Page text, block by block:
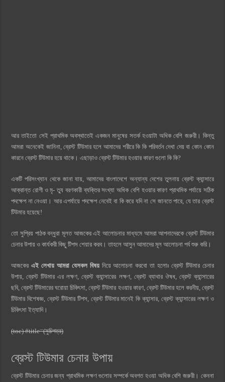
আর তাইতো সেই প্রাথমিক অবস্থাতেই একজন মানুষের সতর্ক হওয়াটা অধিক বেশি জরুরী। কিন্তু
আমরা অনেকেই জানিনা, ব্রেস্ট টিউমার হলে আমাদের শরীরে কি কি পরিবর্তন দেখা দেয় বা কোন কোন
কারনে ব্রেস্ট টিউমার হয়ে থাকে। এছাড়াও ব্রেস্ট টিউমার হওয়ার কারণ গুলো কি কি?
একটি পরিসংখ্যান থেকে জানা যায়, আমাদের বাংলাদেশে অন্যান্য দেশের তুলনায় ব্রেস্ট ক্যান্সারে
আক্রান্ত রোগী ও মৃ- ত্যু বরণকারী ব্যক্তির সংখ্যা অধিক বেশি হওয়ার কারণ প্রাথমিক পর্যায়ে সঠিক
পদক্ষেপ না নেওয়া। আর এপর্যায়ে পদক্ষেপ নেবেই বা কি করে যদি না সে জানতে পারে, যে তার ব্রেস্ট
টিউমার হয়েছে!
তো সুপ্রিয় পাঠক বন্ধুরা মূলত আজকের এই আলোচনার মাধ্যমে আমরা আপনাদেরকে ব্রেস্ট টিউমার
চেনার উপায় ও কার্যকরী কিছু টিপস শেয়ার করব। তাহলে আসুন আমাদের মূল আলোচনা পর্ব শুরু করি।
আজকেরএই লেখায় আমরা যেসকল বিষয়নিয়ে আলোচনা করবো তা হলোঃ ব্রেস্ট টিউমার চেনার
উপায়, ব্রেস্ট টিউমার এর লক্ষণ, ব্রেস্ট ক্যান্সারের লক্ষণ, ব্রেস্ট ব্যাথার ঔষধ, ব্রেস্ট ক্যান্সারের
ছবি, ব্রেস্ট টিউমারের ঘরোয়া চিকিৎসা, ব্রেস্ট টিউমার হওয়ার কারণ, ব্রেস্ট টিউমার হলে করনীয়, ব্রেস্ট
টিউমার বিশেষজ্ঞ, ব্রেস্ট টিউমার টিপস, ব্রেস্ট টিউমার মানেই কি ক্যান্সার, ব্রেস্ট ক্যান্সারের লক্ষণ ও
চিকিৎসা ইত্যাদি।
(toc) #title=(সুচিপত্র)
ব্রেস্ট টিউমার চেনার উপায়
ব্রেস্ট টিউমার চেনার জন্য প্রাথমিক লক্ষণ গুলোর সম্পর্কে অবগত হওয়া অধিক বেশি জরুরী। কেননা